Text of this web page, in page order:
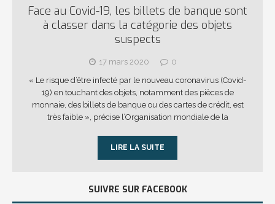
Face au Covid-19, les billets de banque sont
à classer dans la catégorie des objets
suspects
17 mars 2020
0
« Le risque d’être infecté par le nouveau coronavirus (Covid-
19) en touchant des objets, notamment des pièces de
monnaie, des billets de banque ou des cartes de crédit, est
très faible », précise l’Organisation mondiale de la
LIRE LA SUITE
SUIVRE SUR FACEBOOK